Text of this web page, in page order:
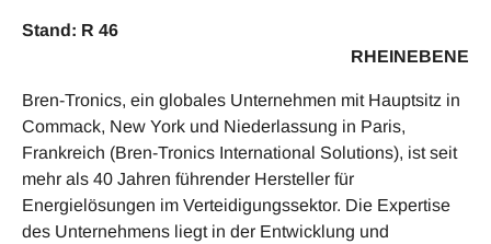
Stand: R 46
RHEINEBENE
Bren-Tronics, ein globales Unternehmen mit Hauptsitz in
Commack, New York und Niederlassung in Paris,
Frankreich (Bren-Tronics International Solutions), ist seit
mehr als 40 Jahren führender Hersteller für
Energielösungen im Verteidigungssektor. Die Expertise
des Unternehmens liegt in der Entwicklung und